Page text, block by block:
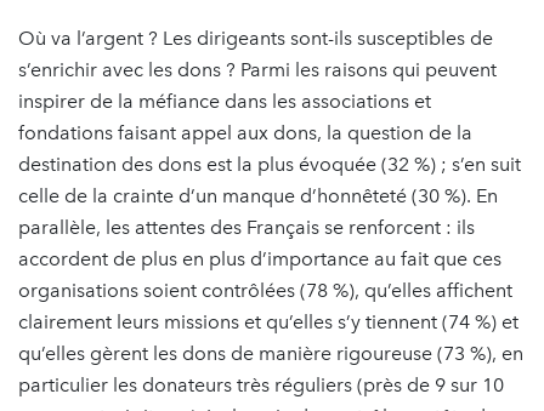
Où va l’argent ? Les dirigeants sont-ils susceptibles de
s’enrichir avec les dons ? Parmi les raisons qui peuvent
inspirer de la méfiance dans les associations et
fondations faisant appel aux dons, la question de la
destination des dons est la plus évoquée (32 %) ; s’en suit
celle de la crainte d’un manque d’honnêteté (30 %). En
parallèle, les attentes des Français se renforcent : ils
accordent de plus en plus d’importance au fait que ces
organisations soient contrôlées (78 %), qu’elles affichent
clairement leurs missions et qu’elles s’y tiennent (74 %) et
qu’elles gèrent les dons de manière rigoureuse (73 %), en
particulier les donateurs très réguliers (près de 9 sur 10